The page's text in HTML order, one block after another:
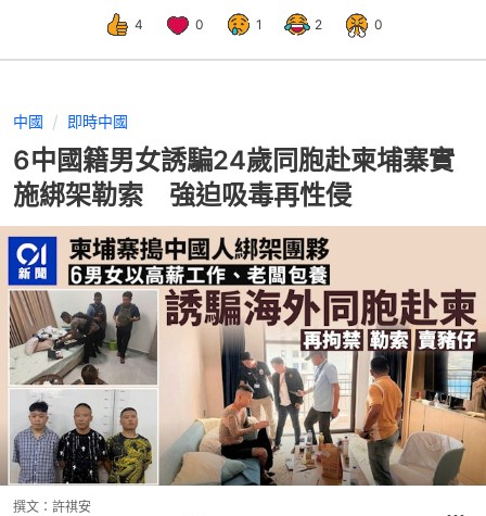
4 0 1 2 0
中國 即時中國
6中國籍男女誘騙24歲同胞赴柬埔寨實
施綁架勒索 強迫吸毒再性侵
撰文： 許祺安